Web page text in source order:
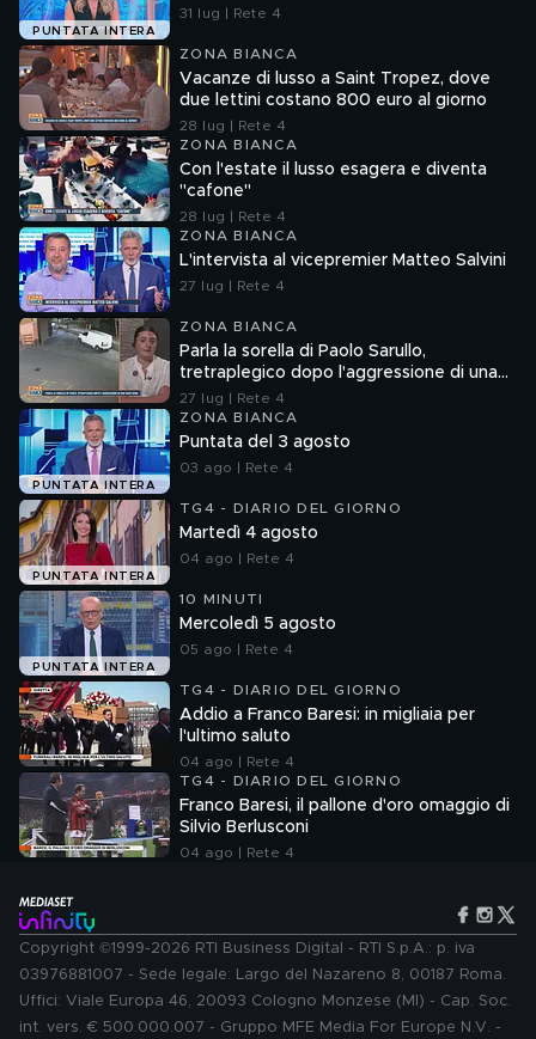
PUNTATA INTERA
31 lug | Rete 4
ZONA BIANCA
Vacanze di lusso a Saint Tropez, dove
due lettini costano 800 euro al giorno
28 lug | Rete 4
ZONA BIANCA
Con l'estate il lusso esagera e diventa
"cafone"
28 lug | Rete 4
ZONA BIANCA
L'intervista al vicepremier Matteo Salvini
27 lug | Rete 4
ZONA BIANCA
Parla la sorella di Paolo Sarullo,
tretraplegico dopo l'aggressione di una
baby gang
27 lug | Rete 4
PUNTATA INTERA
ZONA BIANCA
Puntata del 3 agosto
03 ago | Rete 4
PUNTATA INTERA
TG4 - DIARIO DEL GIORNO
Martedì 4 agosto
04 ago | Rete 4
PUNTATA INTERA
10 MINUTI
Mercoledì 5 agosto
05 ago | Rete 4
TG4 - DIARIO DEL GIORNO
Addio a Franco Baresi: in migliaia per
l'ultimo saluto
04 ago | Rete 4
TG4 - DIARIO DEL GIORNO
Franco Baresi, il pallone d'oro omaggio di
Silvio Berlusconi
04 ago | Rete 4
Copyright ©1999-2026 RTI Business Digital - RTI S.p.A.: p. iva
03976881007 - Sede legale: Largo del Nazareno 8, 00187 Roma.
Uffici: Viale Europa 46, 20093 Cologno Monzese (MI) - Cap. Soc.
int. vers. € 500.000.007 - Gruppo MFE Media For Europe N.V. -